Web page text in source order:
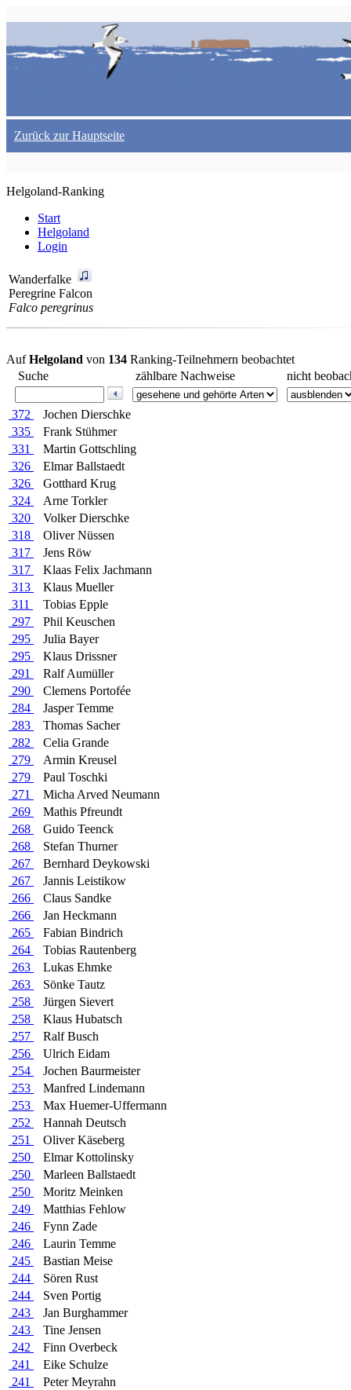
Zurück zur Hauptseite
Helgoland-Ranking
Start
Helgoland
Login
Wanderfalke
Peregrine Falcon
Falco peregrinus
AufHelgoland von 134 Ranking-Teilnehmern beobachtet
Suche
zählbare Nachweise nicht
372
Jochen Dierschke
335
Frank Stühmer
331
Martin Gottschling
326
Elmar Ballstaedt
326
Gotthard Krug
324
Arne Torkler
320
Volker Dierschke
318
Oliver Nüssen
317
Jens Röw
317
Klaas Felix Jachmann
313
Klaus Mueller
311
Tobias Epple
297
Phil Keuschen
295
Julia Bayer
295
Klaus Drissner
291
Ralf Aumüller
290
Clemens Portofée
284
Jasper Temme
283
Thomas Sacher
282
Celia Grande
279
Armin Kreusel
279
Paul Toschki
271
Micha Arved Neumann
269
Mathis Pfreundt
268
Guido Teenck
268
Stefan Thurner
267
Bernhard Deykowski
267
Jannis Leistikow
266
Claus Sandke
266
Jan Heckmann
265
Fabian Bindrich
264
Tobias Rautenberg
263
Lukas Ehmke
263
Sönke Tautz
258
Jürgen Sievert
258
Klaus Hubatsch
257
Ralf Busch
256
Ulrich Eidam
254
Jochen Baurmeister
253
Manfred Lindemann
253
Max Huemer-Uffermann
252
Hannah Deutsch
251
Oliver Käseberg
250
Elmar Kottolinsky
250
Marleen Ballstaedt
250
Moritz Meinken
249
Matthias Fehlow
246
Fynn Zade
246
Laurin Temme
245
Bastian Meise
244
Sören Rust
244
Sven Portig
243
Jan Burghammer
243
Tine Jensen
242
Finn Overbeck
241
Eike Schulze
241
Peter Meyrahn